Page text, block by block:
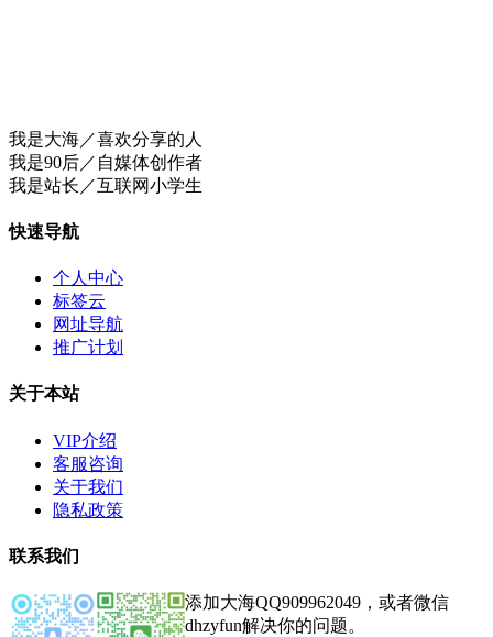
我是大海／喜欢分享的人
我是90后／自媒体创作者
我是站长／互联网小学生
快速导航
个人中心
标签云
网址导航
推广计划
关于本站
VIP介绍
客服咨询
关于我们
隐私政策
联系我们
添加大海QQ909962049，或者微信
dhzyfun解决你的问题。